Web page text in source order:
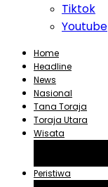
Tiktok
Youtube
Home
Headline
News
Nasional
Tana Toraja
Toraja Utara
Wisata
Peristiwa